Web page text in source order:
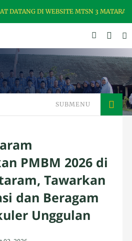
DI WEBSITE MTSN 3 MATARAM,
SUBMENU
PMBM 2026 di
Tawarkan
dan Beragam
Unggulan